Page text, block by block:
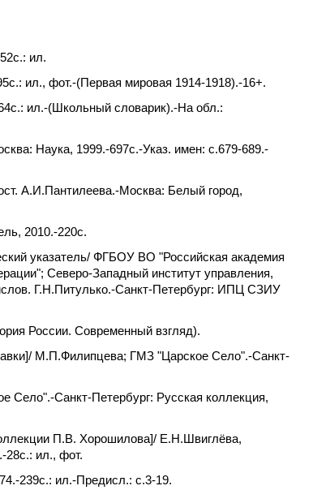
ил.
ил., фот.-(Первая мировая 1914-1918).-16+.
ил.-(Школьный словарик).-На обл.:
Наука, 1999.-697с.-Указ. имен: с.679-689.-
А.И.Пантилеева.-Москва: Белый город,
2010.-220c.
указатель/ ФГБОУ ВО "Российская академия
Северо-Западный институт управления,
Г.Н.Питулько.-Санкт-Петербург: ИПЦ СЗИУ
России. Современный взгляд).
М.П.Филипцева; ГМЗ "Царское Село".-Санкт-
Санкт-Петербург: Русская коллекция,
П.В. Хорошилова]/ Е.Н.Швиглёва,
28c.: ил., фот.
239с.: ил.-Предисл.: с.3-19.